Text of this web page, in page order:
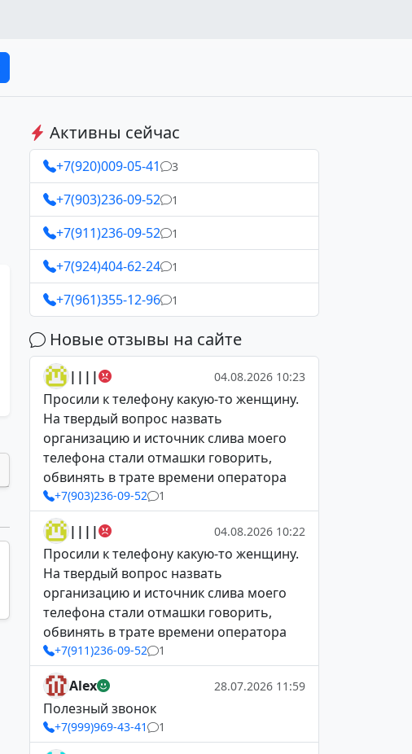
Активны сейчас
+7(920)009-05-41 3
+7(903)236-09-52 1
+7(911)236-09-52 1
+7(924)404-62-24 1
+7(961)355-12-96 1
Новые отзывы на сайте
|||| 04.08.2026 10:23
Просили к телефону какую-то женщину.
На твердый вопрос назвать
организацию и источник слива моего
телефона стали отмашки говорить,
обвинять в трате времени оператора
+7(903)236-09-52 1
|||| 04.08.2026 10:22
Просили к телефону какую-то женщину.
На твердый вопрос назвать
организацию и источник слива моего
телефона стали отмашки говорить,
обвинять в трате времени оператора
+7(911)236-09-52 1
Alex 28.07.2026 11:59
Полезный звонок
+7(999)969-43-41 1